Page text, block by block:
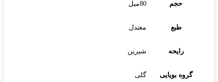
حجم 80میل
طبع معتدل
رایحه شیرین
گروه بویایی گلی